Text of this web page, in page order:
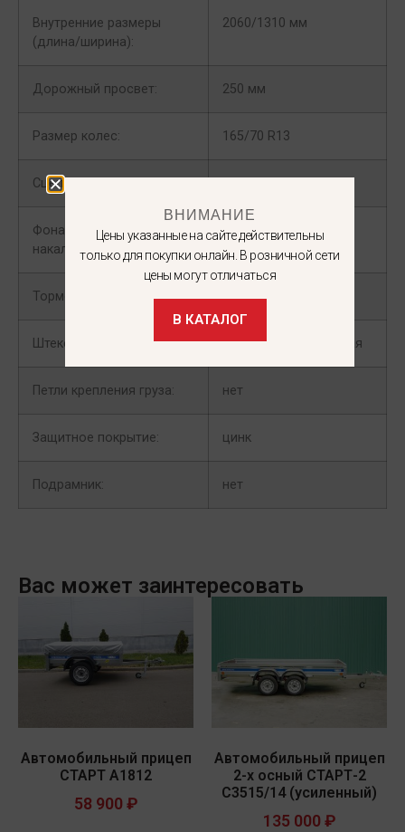
Внутренние размеры
(длина/ширина):
2060/1310 мм
Дорожный просвет: 250 мм
Размер колес: 165/70 R13
Сцепное устройство:
Фонари (лампа
накаливания/ LED):
лампа накаливания
Тормоз: нет
Штекер: вилка 7-ми контактная
Петли крепления груза: нет
Защитное покрытие: цинк
Подрамник: нет
Вас может заинтересовать
Автомобильный прицеп
СТАРТ A1812
58 900 ₽
Автомобильный прицеп
2-х осный СТАРТ-2
С3515/14 (усиленный)
135 000 ₽
ВНИМАНИЕ
Цены указанные на сайте действительны
только для покупки онлайн. В розничной сети
цены могут отличаться
В КАТАЛОГ